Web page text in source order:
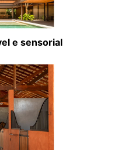
e sensorial